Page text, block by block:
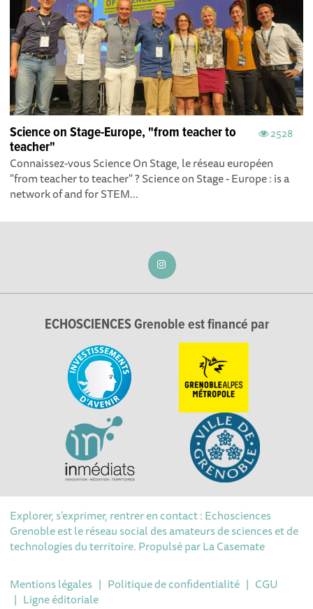
2528
Science on Stage-Europe, "from teacher to
teacher"
Connaissez-vous Science On Stage, le réseau européen
"from teacher to teacher" ? Science on Stage - Europe : is a
network of and for STEM...
ECHOSCIENCES Grenoble est financé par
Explorer, s’exprimer, rentrer en contact : Echosciences
Grenoble est le réseau social des amateurs de sciences et de
technologies du territoire. Propulsé parLa Casemate
Mentions légales | Politique de confidentialité | CGU
| Ligne éditoriale